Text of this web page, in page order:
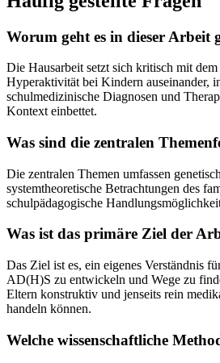
Worum geht es in dieser Arbeit
Die Hausarbeit setzt sich kritisch mit dem
Hyperaktivität bei Kindern auseinander,
schulmedizinische Diagnosen und
Kontext einbettet.
Was sind die zentralen
Die zentralen Themen umfassen
systemtheoretische Betrachtungen des
schulpädagogische
Was ist das primäre Ziel der
Das Ziel ist es, ein eigenes Verständnis
AD(H)S zu entwickeln und Wege zu
Eltern konstruktiv und jenseits rein
handeln können.
Welche wissenschaftliche